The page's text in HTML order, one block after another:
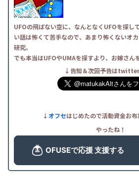
UFOの飛ばない空に、なんとなくUFOを探し
い話は怖くて苦手なので、あまり怖くないオ
研究。
でも本当はUFOやUMAを探すより、お嫁さん
↓告知＆次回予告はtwitter
↓オフセはじめたので活動資金お布
やったね！